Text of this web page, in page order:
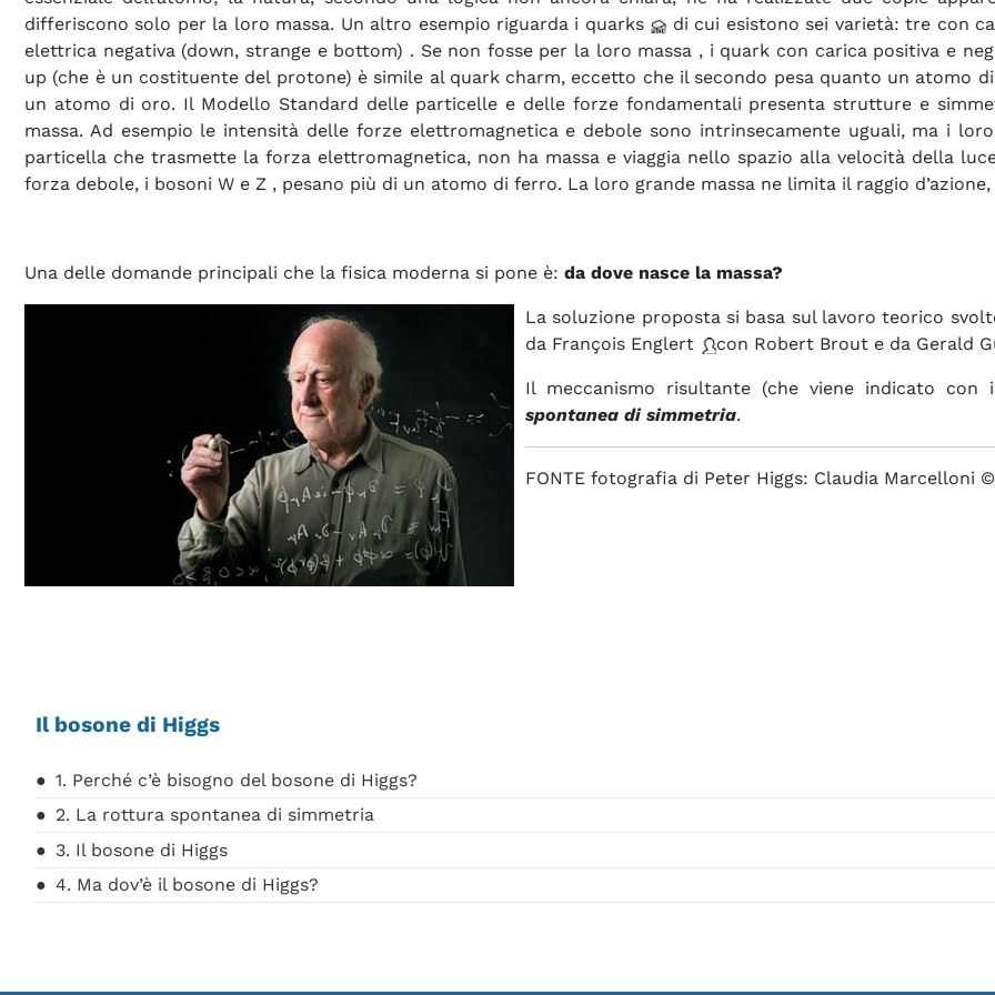
differiscono solo per la loro massa. Un altro esempio riguarda i quarks
di cui esistono sei varietà: tre con
elettrica negativa (down, strange e bottom) . Se non fosse per la loro massa , i quark con carica positiva e
up (che è un costituente del protone) è simile al quark charm, eccetto che il secondo pesa quanto un atomo
un atomo di oro. Il Modello Standard delle particelle e delle forze fondamentali presenta strutture e
massa. Ad esempio le intensità delle forze elettromagnetica e debole sono intrinsecamente uguali, ma i
particella che trasmette la forza elettromagnetica, non ha massa e viaggia nello spazio alla velocità della
forza debole, i bosoni W e Z , pesano più di un atomo di ferro. La loro grande massa ne limita il raggio
Una delle domande principali che la fisica moderna si pone è: da dove nasce la massa?
La soluzione proposta si basa sul lavoro teorico
da François Englert
con Robert Brout e da Gerald
Il meccanismo risultante (che viene indicato
spontanea di simmetria.
FONTE fotografia di Peter Higgs: Claudia Marcelloni ©
Il bosone di Higgs
1. Perché c’è bisogno del bosone di Higgs?
2. La rottura spontanea di simmetria
3. Il bosone di Higgs
4. Ma dov’è il bosone di Higgs?